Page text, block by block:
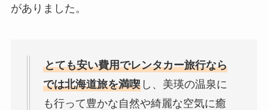
がありました。
とても安い費用でレンタカー旅行なら
では北海道旅を満喫し、美瑛の温泉に
も行って豊かな自然や綺麗な空気に癒